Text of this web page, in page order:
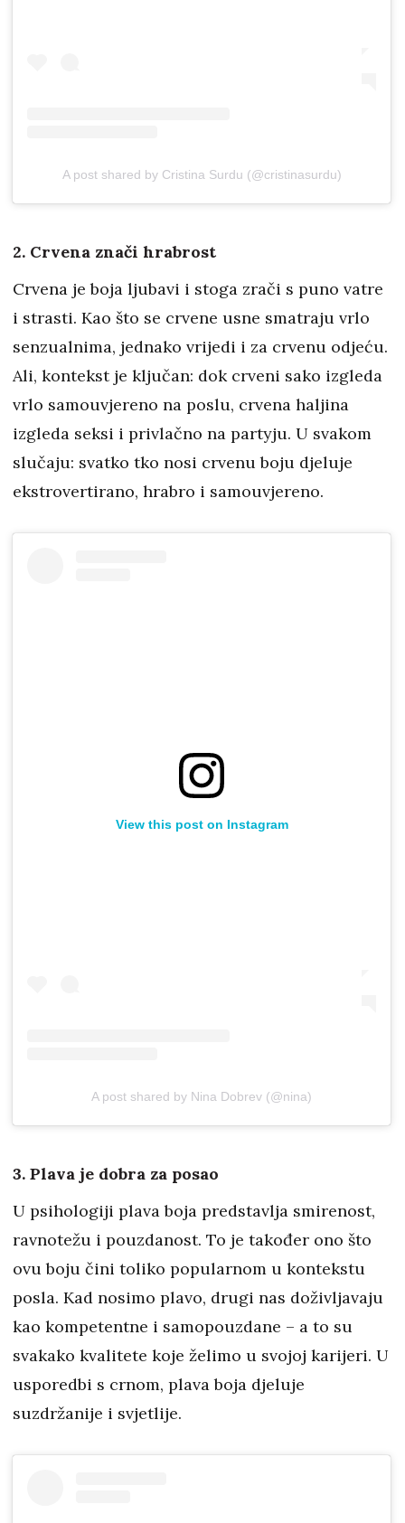
A post shared by Cristina Surdu (@cristinasurdu)
2. Crvena znači hrabrost
Crvena je boja ljubavi i stoga zrači s puno vatre
i strasti. Kao što se crvene usne smatraju vrlo
senzualnima, jednako vrijedi i za crvenu odjeću.
Ali, kontekst je ključan: dok crveni sako izgleda
vrlo samouvjereno na poslu, crvena haljina
izgleda seksi i privlačno na partyju. U svakom
slučaju: svatko tko nosi crvenu boju djeluje
ekstrovertirano, hrabro i samouvjereno.
View this post on Instagram
A post shared by Nina Dobrev (@nina)
3. Plava je dobra za posao
U psihologiji plava boja predstavlja smirenost,
ravnotežu i pouzdanost. To je također ono što
ovu boju čini toliko popularnom u kontekstu
posla. Kad nosimo plavo, drugi nas doživljavaju
kao kompetentne i samopouzdane – a to su
svakako kvalitete koje želimo u svojoj karijeri. U
usporedbi s crnom, plava boja djeluje
suzdržanije i svjetlije.